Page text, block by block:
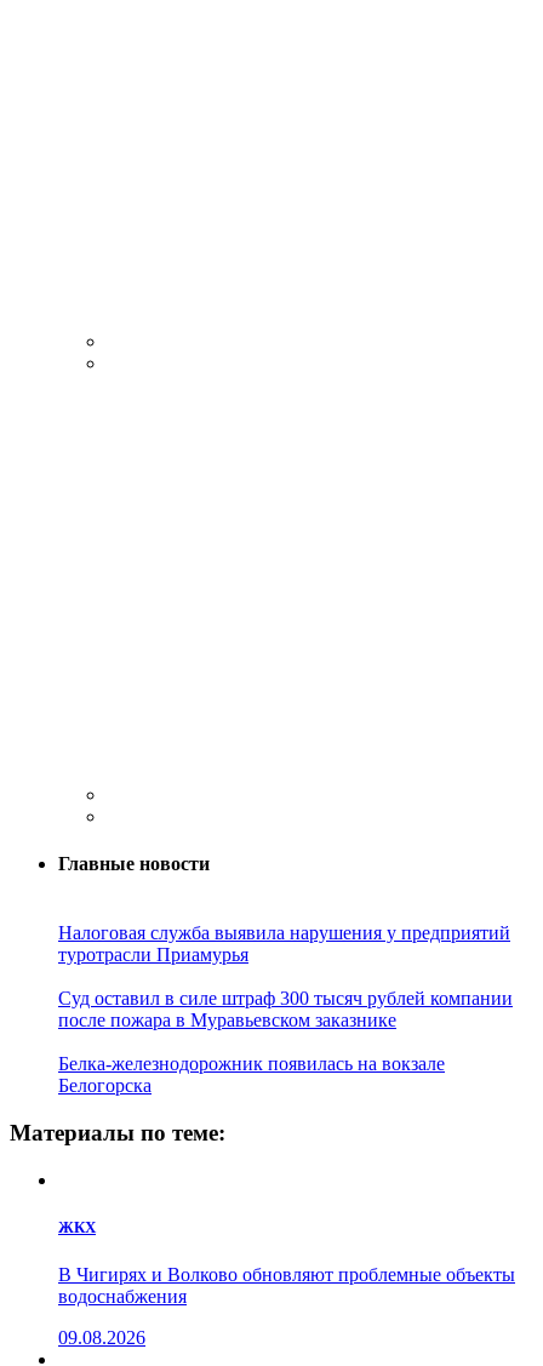
Главные новости
Налоговая служба выявила нарушения у предприятий
туротрасли Приамурья
Суд оставил в силе штраф 300 тысяч рублей компании
после пожара в Муравьевском заказнике
Белка-железнодорожник появилась на вокзале
Белогорска
Материалы по теме:
ЖКХ
В Чигирях и Волково обновляют проблемные объекты
водоснабжения
09.08.2026